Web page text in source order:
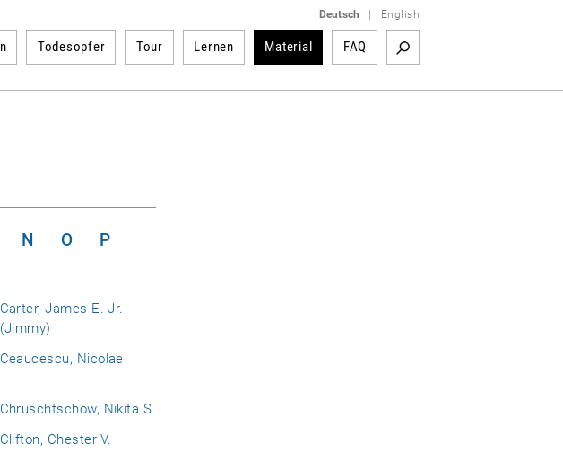
Deutsch English
Todesopfer Tour Lernen Material FAQ
N O
P
Carter, James E. Jr.
(Jimmy)
Ceaucescu, Nicolae
Chruschtschow, Nikita S.
Clifton, Chester V.